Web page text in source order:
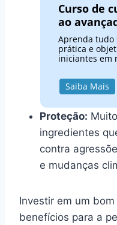
Curso de
ao
Aprenda tudo
prática e
iniciantes em
Saiba Mais
Proteção:
ingredientes
contra
e mudanças
Investir em um
benefícios para a